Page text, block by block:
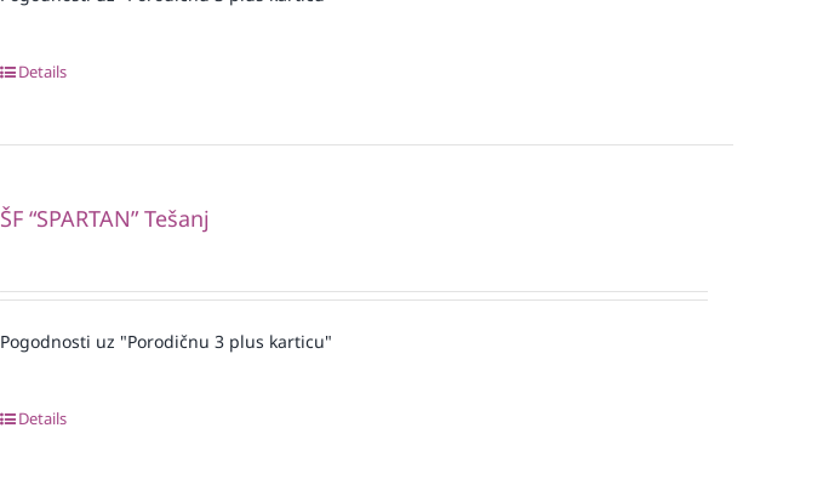
Details
ŠF “SPARTAN” Tešanj
Pogodnosti uz "Porodičnu 3 plus karticu"
Details